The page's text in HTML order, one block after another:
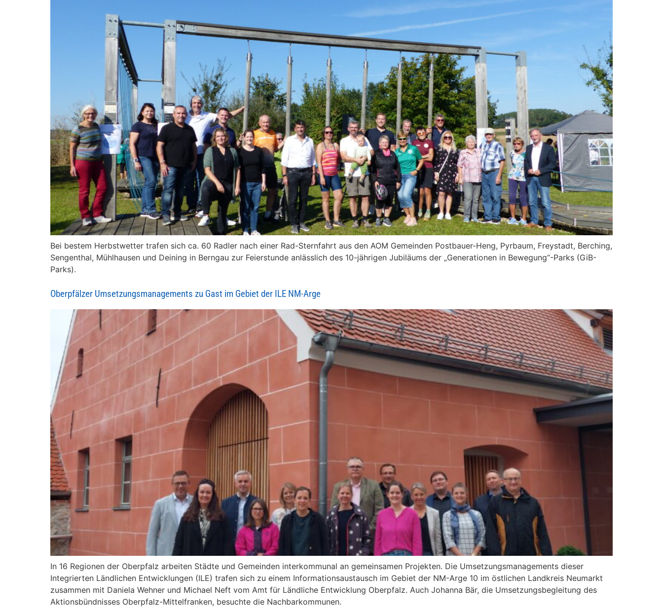
Bei bestem Herbstwetter trafen sich ca. 60 Radler nach einer Rad-Sternfahrt aus den AOM Gemeinden Postbauer-Heng, Pyrbaum, Freystadt, Berching,
Sengenthal, Mühlhausen und Deining in Berngau zur Feierstunde anlässlich des 10-jährigen Jubiläums der „Generationen in Bewegung“-Parks (GiB-
Parks).
Oberpfälzer Umsetzungsmanagements zu Gast im Gebiet der ILE NM-Arge
In 16 Regionen der Oberpfalz arbeiten Städte und Gemeinden interkommunal an gemeinsamen Projekten. Die Umsetzungsmanagements dieser
Integrierten Ländlichen Entwicklungen (ILE) trafen sich zu einem Informationsaustausch im Gebiet der NM-Arge 10 im östlichen Landkreis Neumarkt
zusammen mit Daniela Wehner und Michael Neft vom Amt für Ländliche Entwicklung Oberpfalz. Auch Johanna Bär, die Umsetzungsbegleitung des
Aktionsbündnisses Oberpfalz-Mittelfranken, besuchte die Nachbarkommunen.